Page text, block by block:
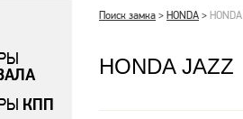
Поиск замка > HONDA >
HONDA JAZZ
КПП